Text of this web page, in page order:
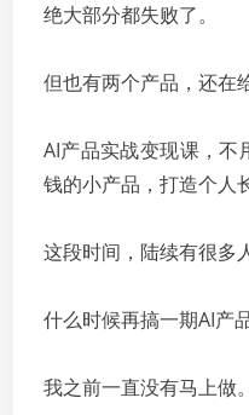
绝大部分都失败了。
但也有两个产品，还在
AI产品实战变现课，不
钱的小产品，打造个人
这段时间，陆续有很多
什么时候再搞一期AI产
我之前一直没有马上做。